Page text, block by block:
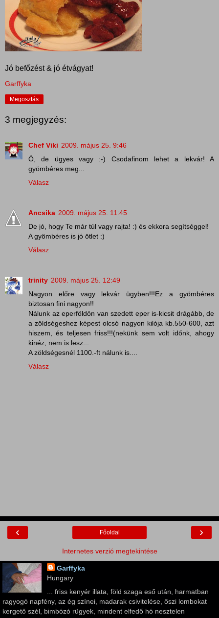
Jó befőzést & jó étvágyat!
Garffyka
Megosztás
3 megjegyzés:
Chef Viki 2009. május 25. 9:46
Ó, de ügyes vagy :-) Csodafinom lehet a lekvár! A
gyömbéres meg...
Válasz
Ancsika 2009. május 25. 11:45
De jó, hogy Te már túl vagy rajta! :) és ekkora segítséggel!
A gyömbéres is jó ötlet :)
Válasz
trinity 2009. május 25. 12:49
Nagyon előre vagy lekvár ügyben!!!Ez a gyömbéres
biztosan fini nagyon!!
Nálunk az eperföldön van szedett eper is-kicsit drágább, de
a zöldségeshez képest olcsó nagyon kilója kb.550-600, azt
hiszem, és teljesen friss!!!(nekünk sem volt időnk, ahogy
kinéz, nem is lesz...
A zöldségesnél 1100.-ft nálunk is....
Válasz
‹ ›
Főoldal
Internetes verzió megtekintése
Garffyka
Hungary
... friss kenyér illata, föld szaga eső után, harmatban
ragyogó napfény, az ég színei, madarak csivitelése, őszi lombokat
kergető szél, bimbózó rügyek, mindent elfedő hó nesztelen